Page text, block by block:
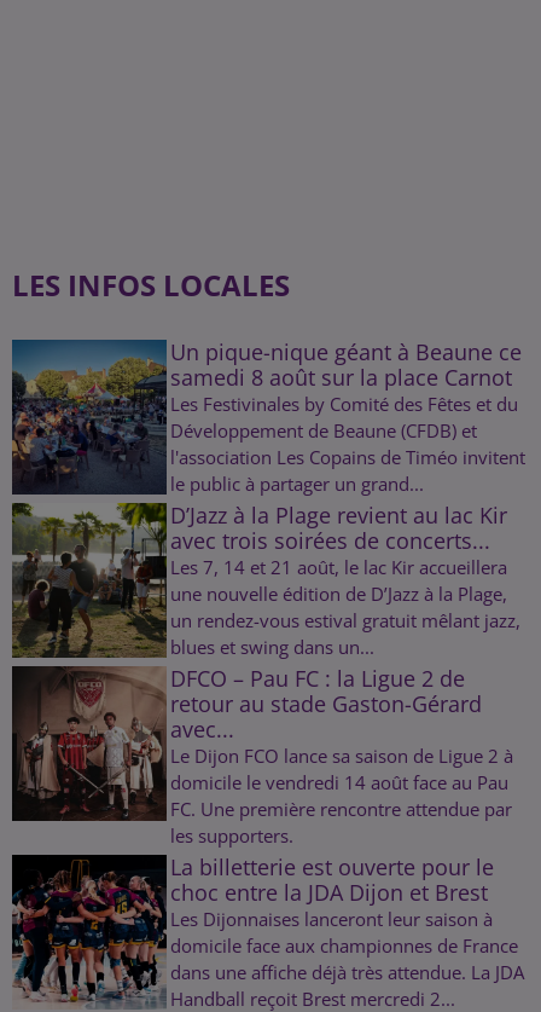
LES INFOS LOCALES
Un pique-nique géant à Beaune ce
samedi 8 août sur la place Carnot
Les Festivinales by Comité des Fêtes et du
Développement de Beaune (CFDB) et
l'association Les Copains de Timéo invitent
le public à partager un grand...
D’Jazz à la Plage revient au lac Kir
avec trois soirées de concerts...
Les 7, 14 et 21 août, le lac Kir accueillera
une nouvelle édition de D’Jazz à la Plage,
un rendez-vous estival gratuit mêlant jazz,
blues et swing dans un...
DFCO – Pau FC : la Ligue 2 de
retour au stade Gaston-Gérard
avec...
Le Dijon FCO lance sa saison de Ligue 2 à
domicile le vendredi 14 août face au Pau
FC. Une première rencontre attendue par
les supporters.
La billetterie est ouverte pour le
choc entre la JDA Dijon et Brest
Les Dijonnaises lanceront leur saison à
domicile face aux championnes de France
dans une affiche déjà très attendue. La JDA
Handball reçoit Brest mercredi 2...